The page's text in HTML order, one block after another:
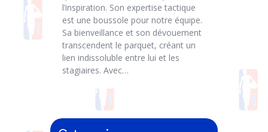
l’inspiration. Son expertise tactique
est une boussole pour notre équipe.
Sa bienveillance et son dévouement
transcendent le parquet, créant un
lien indissoluble entre lui et les
stagiaires. Avec…